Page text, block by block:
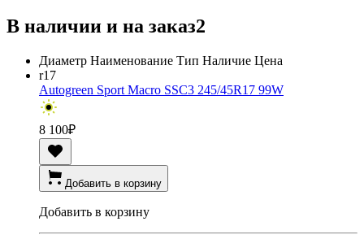
В наличии и на заказ2
Диаметр Наименование Тип Наличие Цена
r17
Autogreen Sport Macro SSC3 245/45R17 99W
8 100₽
Добавить в корзину
Добавить в корзину